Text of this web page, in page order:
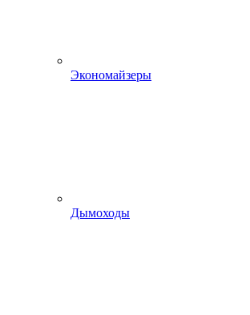
Экономайзеры
Дымоходы